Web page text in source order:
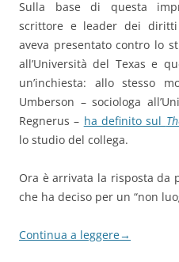
Sulla base di questa
scrittore e leader dei diritti
aveva presentato contro lo
all’Università del Texas e
un’inchiesta: allo stesso
Umberson – sociologa
Regnerus – ha definito sul
lo studio del collega.
Ora è arrivata la risposta da
che ha deciso per un “non
Continua a leggere→